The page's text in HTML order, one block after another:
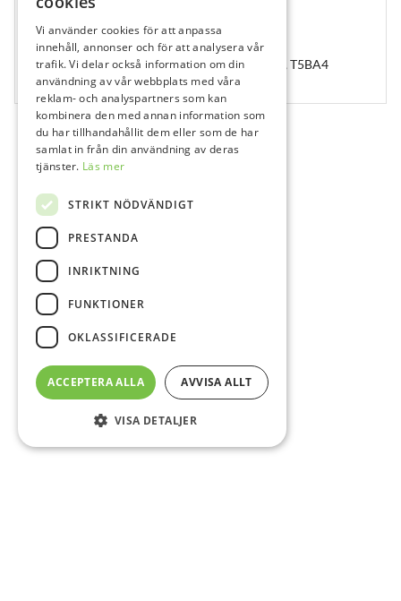
203303
ABUTMENT HEALING 2 PART BA 5.5X4MM, T5BA4
1 st
Vi använder cookies för att anpassa
innehåll, annonser och för att analysera vår
trafik. Vi delar också information om din
användning av vår webbplats med våra
reklam- och analyspartners som kan
kombinera den med annan information som
du har tillhandahållit dem eller som de har
samlat in från din användning av deras
tjänster. Läs mer
STRIKT NÖDVÄNDIGT
PRESTANDA
INRIKTNING
FUNKTIONER
OKLASSIFICERADE
ACCEPTERA ALLA AVVISA ALLT
VISA DETALJER